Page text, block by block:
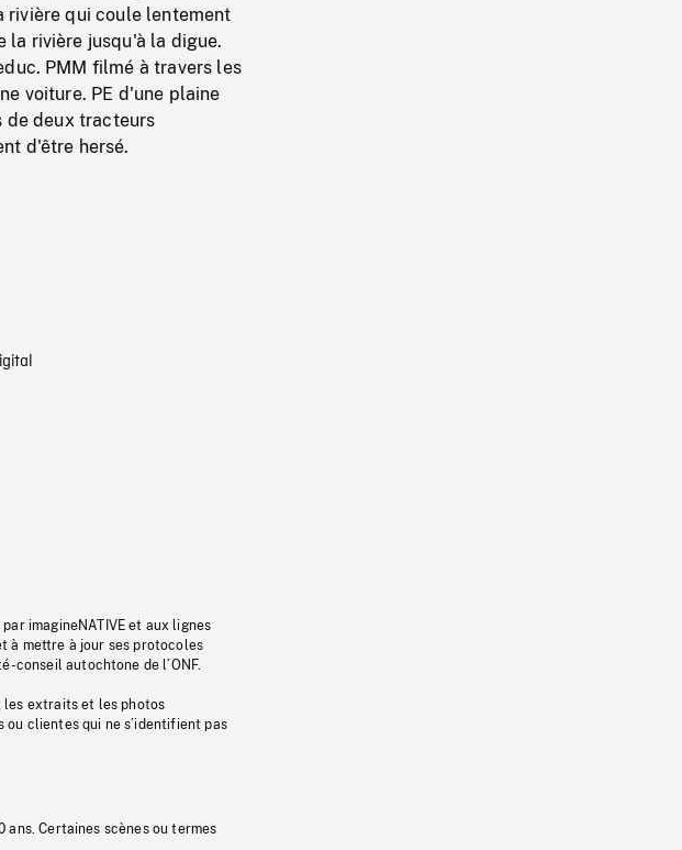
rivière qui coule lentement
la rivière jusqu'à la digue.
PMM filmé à travers les
voiture. PE d'une plaine
de deux tracteurs
d'être hersé.
imagineNATIVE et aux lignes
à mettre à jour ses protocoles
conseil autochtone de l’ONF.
les extraits et les photos
clientes qui ne s’identifient pas
ans. Certaines scènes ou termes